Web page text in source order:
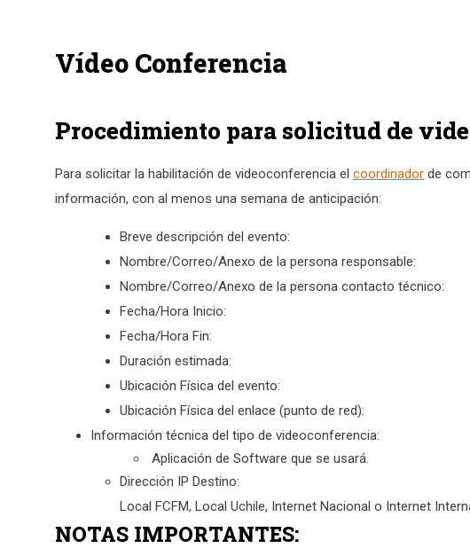
Vídeo Conferencia
Procedimiento para solicitud de
Para solicitar la habilitación de videoconferencia el coordinador de
información, con al menos una semana de anticipación:
Breve descripción del evento:
Nombre/Correo/Anexo de la persona responsable:
Nombre/Correo/Anexo de la persona contacto técnico:
Fecha/Hora Inicio:
Fecha/Hora Fin:
Duración estimada:
Ubicación Física del evento:
Ubicación Física del enlace (punto de red):
Información técnica del tipo de videoconferencia:
Aplicación de Software que se usará.
Dirección IP Destino:
Local FCFM, Local Uchile, Internet Nacional o Internet
NOTAS IMPORTANTES: